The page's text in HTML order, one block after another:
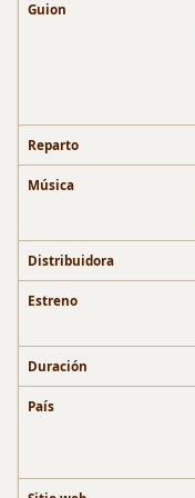
Guion
Reparto
Música
Distribuidora
Estreno
Duración
País